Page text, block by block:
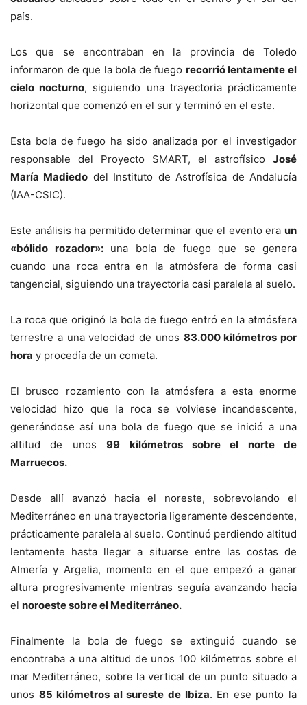
país.
Los que se encontraban en la provincia de Toledo
informaron de que la bola de fuego recorrió lentamente el
cielo nocturno, siguiendo una trayectoria prácticamente
horizontal que comenzó en el sur y terminó en el este.
Esta bola de fuego ha sido analizada por el investigador
responsable del Proyecto SMART, el astrofísico José
María Madiedo del Instituto de Astrofísica de Andalucía
(IAA-CSIC).
Este análisis ha permitido determinar que el evento era un
«bólido rozador»:una bola de fuego que se genera
cuando una roca entra en la atmósfera de forma casi
tangencial, siguiendo una trayectoria casi paralela al suelo.
La roca que originó la bola de fuego entró en la atmósfera
terrestre a una velocidad de unos 83.000 kilómetros por
hora y procedía de un cometa.
El brusco rozamiento con la atmósfera a esta enorme
velocidad hizo que la roca se volviese incandescente,
generándose así una bola de fuego que se inició a una
altitud de unos99 kilómetros sobre el norte de
Marruecos.
Desde allí avanzó hacia el noreste, sobrevolando el
Mediterráneo en una trayectoria ligeramente descendente,
prácticamente paralela al suelo. Continuó perdiendo altitud
lentamente hasta llegar a situarse entre las costas de
Almería y Argelia, momento en el que empezó a ganar
altura progresivamente mientras seguía avanzando hacia
el noroeste sobre el Mediterráneo.
Finalmente la bola de fuego se extinguió cuando se
encontraba a una altitud de unos 100 kilómetros sobre el
mar Mediterráneo, sobre la vertical de un punto situado a
unos 85 kilómetros al sureste de Ibiza. En ese punto la